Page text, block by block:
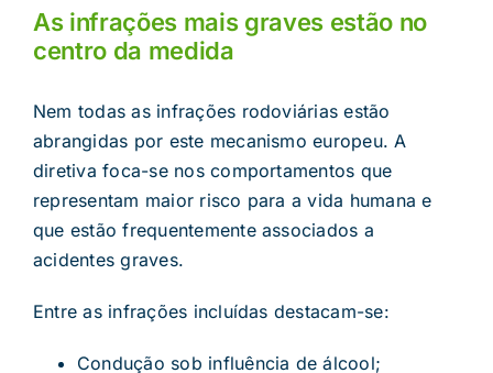
As infrações mais graves estão no
centro da medida
Nem todas as infrações rodoviárias estão
abrangidas por este mecanismo europeu. A
diretiva foca-se nos comportamentos que
representam maior risco para a vida humana e
que estão frequentemente associados a
acidentes graves.
Entre as infrações incluídas destacam-se:
Condução sob influência de álcool;